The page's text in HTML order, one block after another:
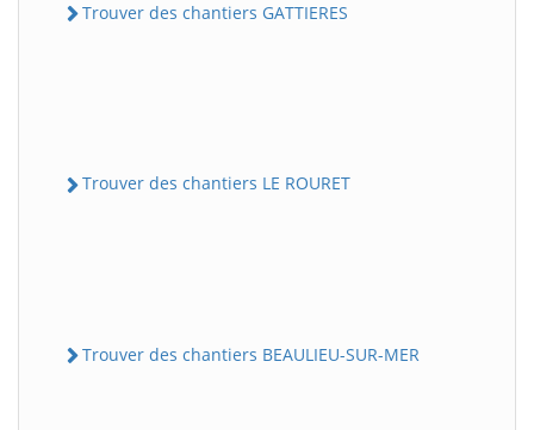
Trouver des chantiers GATTIERES
Trouver des chantiers LE ROURET
Trouver des chantiers BEAULIEU-SUR-MER